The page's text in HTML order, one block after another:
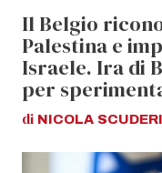
Il Belgio
Palestina e
Israele. Ira di
per
di NICOLA SCUDERI